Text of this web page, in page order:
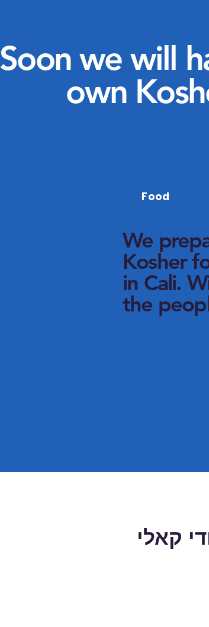
Soon we will
own
Food
We
Kosher
in Cali.
the
קאלי